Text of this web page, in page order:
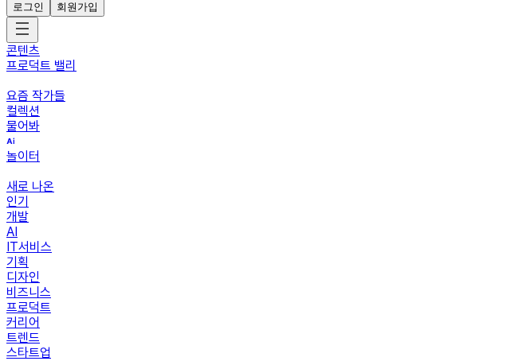
로그인
회원가입
콘텐츠
프로덕트 밸리
요즘 작가들
컬렉션
물어봐
놀이터
새로 나온
인기
개발
AI
IT서비스
기획
디자인
비즈니스
프로덕트
커리어
트렌드
스타트업